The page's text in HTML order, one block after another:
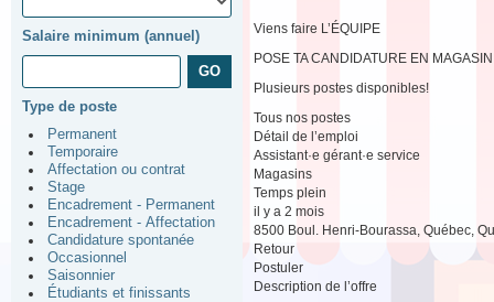
Salaire minimum (annuel)
Type de poste
Permanent
Temporaire
Affectation ou contrat
Stage
Encadrement - Permanent
Encadrement - Affectation
Candidature spontanée
Occasionnel
Saisonnier
Étudiants et finissants
Viens faire L’ÉQUIPE
POSE TA CANDIDATURE EN
Plusieurs postes disponibles!
Tous nos postes
Détail de l’emploi
Assistant·e gérant·e service
Magasins
Temps plein
il y a 2 mois
8500 Boul. Henri-Bourassa, Québec,
Retour
Postuler
Description de l’offre